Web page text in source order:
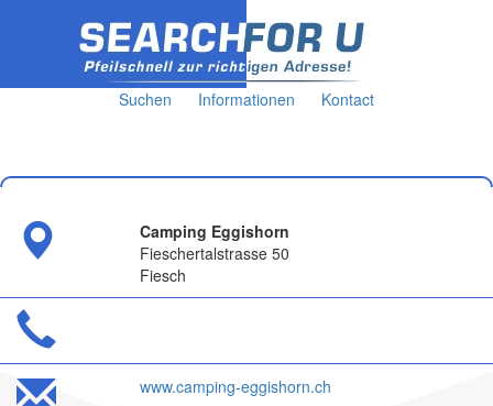
Suchen Informationen Kontact
Camping Eggishorn
Fieschertalstrasse 50
Fiesch
www.camping-eggishorn.ch